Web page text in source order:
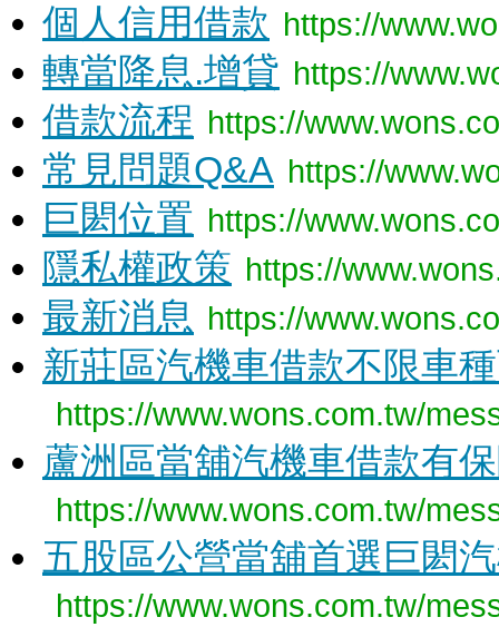
個人信用借款 https://
轉當降息.增貸 https://
借款流程 https://
常見問題Q&A https://
巨閎位置 https://
隱私權政策 https://
最新消息 https://
新莊區汽機車借款不限車
https://www.wons.com.tw/
蘆洲區當舖汽機車借款有
https://www.wons.com.tw/
五股區公營當舖首選巨閎
https://www.wons.com.tw/